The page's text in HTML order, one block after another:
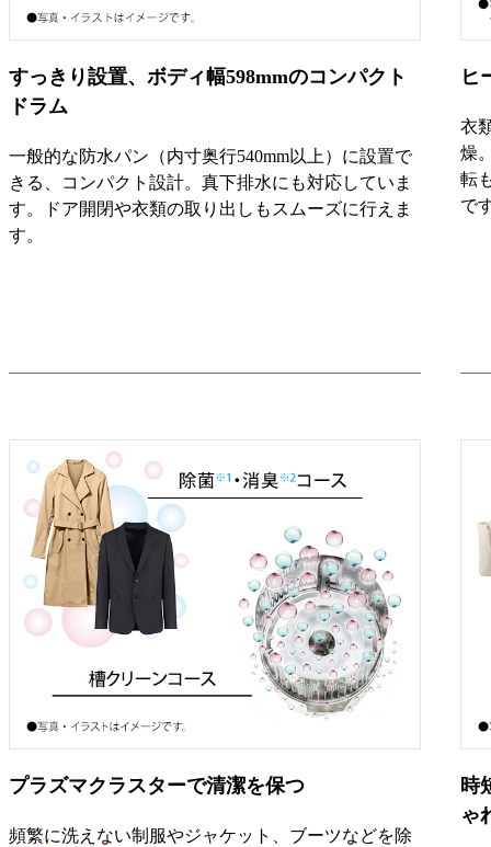
すっきり設置、ボディ幅598mmのコンパクト
ドラム
一般的な防水パン（内寸奥行540mm以上）に設置で
きる、コンパクト設計。真下排水にも対応していま
す。ドア開閉や衣類の取り出しもスムーズに行えま
す。
ヒ
衣
燥
転
で
プラズマクラスターで清潔を保つ
頻繁に洗えない制服やジャケット、ブーツなどを除
時
ゃ